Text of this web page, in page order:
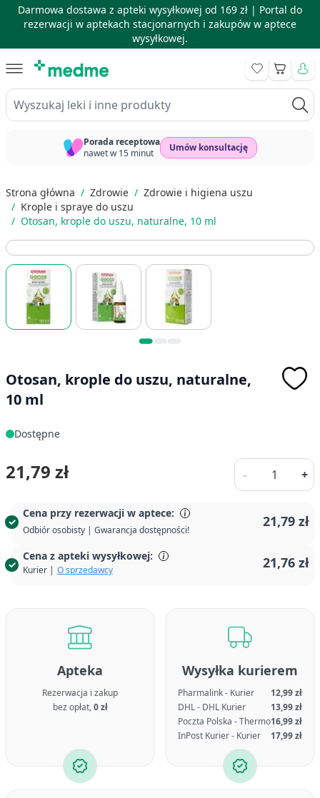
Darmowa dostawa z apteki wysyłkowej od 169 zł | Portal do
rezerwacji w aptekach stacjonarnych i zakupów w aptece
wysyłkowej.
Wyszukaj leki i inne produkty
Koszyk
Porada receptowa
nawet w 15 minut
Umów konsultację
Strona główna / Zdrowie / Zdrowie i higiena uszu
/ Krople i spraye do uszu
/ Otosan, krople do uszu, naturalne, 10 ml
Otosan, krople do uszu, naturalne,
10 ml
Dostępne
Cena przy rezerwacji w aptece:
Odbiór osobisty | Gwarancja dostępności!
21,79 zł
Cena z apteki wysyłkowej:
Kurier | O sprzedawcy 21,76 zł
21,79 zł -
Ilość
+
Apteka
Rezerwacja i zakup
bez opłat,0 zł
Wysyłka kurierem
Pharmalink - Kurier
12,99 zł
DHL - DHL Kurier
13,99 zł
Poczta Polska - Thermo16,99 zł
InPost Kurier - Kurier
17,99 zł